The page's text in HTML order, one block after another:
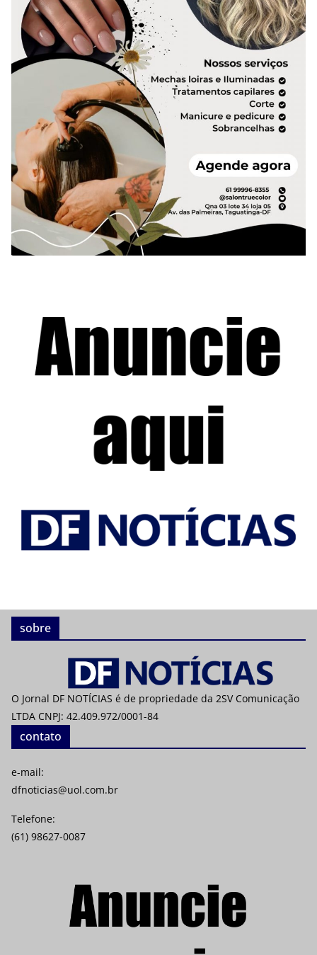
sobre
O Jornal DF NOTÍCIAS é de propriedade da 2SV Comunicação
LTDA CNPJ: 42.409.972/0001-84
contato
e-mail:
dfnoticias@uol.com.br
Telefone:
(61) 98627-0087